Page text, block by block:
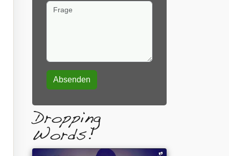
Frage
Dropping
Words!